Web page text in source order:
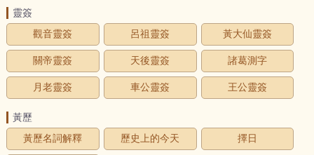
靈簽
觀音靈簽
呂祖靈簽 黃大仙靈簽
關帝靈簽 天後靈簽 諸葛測字
月老靈簽 車公靈簽 王公靈簽
黃歷
黃歷名詞解釋
歷史上的今天 擇日